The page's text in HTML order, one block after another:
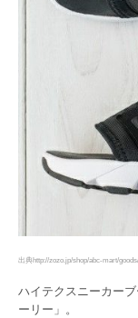
出典http://zozo.jp/shop/abc-mart/
ハイテクスニーカー
ーリー」。